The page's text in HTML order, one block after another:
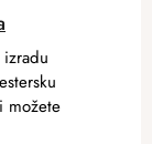
možete